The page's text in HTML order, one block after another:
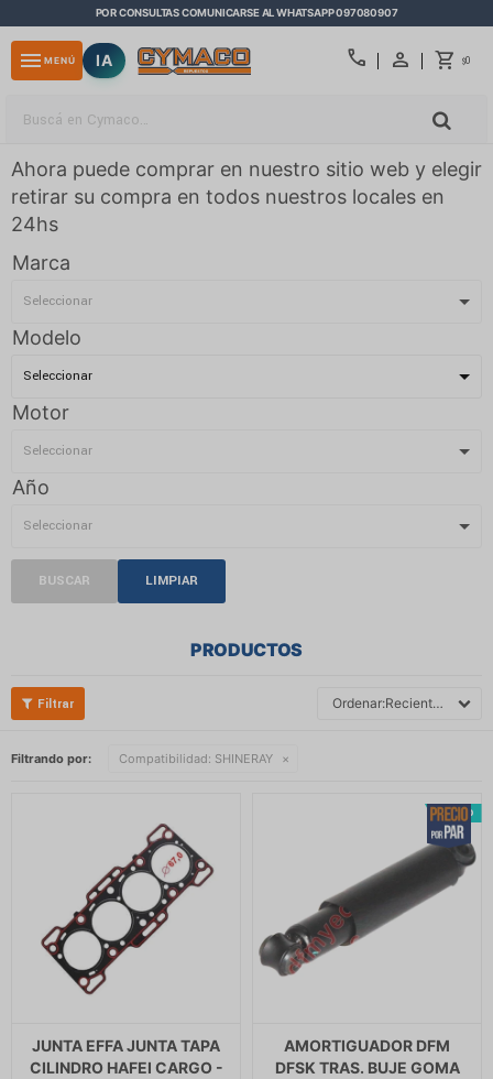
POR CONSULTAS COMUNICARSE AL WHATSAPP 097080907
call $0
menu MENÚ IA
Ahora puede comprar en nuestro sitio web y elegir
retirar su compra en todos nuestros locales en
24hs
Marca
Modelo
Motor
Año
BUSCAR LIMPIAR
PRODUCTOS
Recientes
Filtrando por: Compatibilidad: SHINERAY
JUNTA EFFA JUNTA TAPA
CILINDRO HAFEI CARGO -
AMORTIGUADOR DFM
DFSK TRAS. BUJE GOMA
close